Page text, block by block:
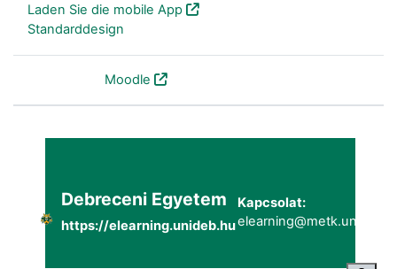
Laden Sie die mobile App
Standarddesign
Moodle
Debreceni Egyetem
https://elearning.unideb.hu
Kapcsolat: